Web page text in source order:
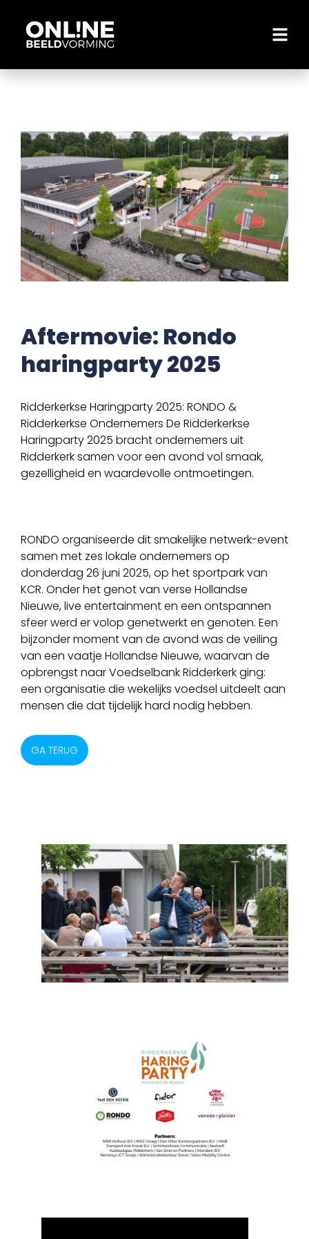
Aftermovie: Rondo
haringparty 2025
Ridderkerkse Haringparty 2025: RONDO &
Ridderkerkse Ondernemers De Ridderkerkse
Haringparty 2025 bracht ondernemers uit
Ridderkerk samen voor een avond vol smaak,
gezelligheid en waardevolle ontmoetingen.
RONDO organiseerde dit smakelijke netwerk-event
samen met zes lokale ondernemers op
donderdag 26 juni 2025, op het sportpark van
KCR. Onder het genot van verse Hollandse
Nieuwe, live entertainment en een ontspannen
sfeer werd er volop genetwerkt en genoten. Een
bijzonder moment van de avond was de veiling
van een vaatje Hollandse Nieuwe, waarvan de
opbrengst naar Voedselbank Ridderkerk ging:
een organisatie die wekelijks voedsel uitdeelt aan
mensen die dat tijdelijk hard nodig hebben.
GA TERUG